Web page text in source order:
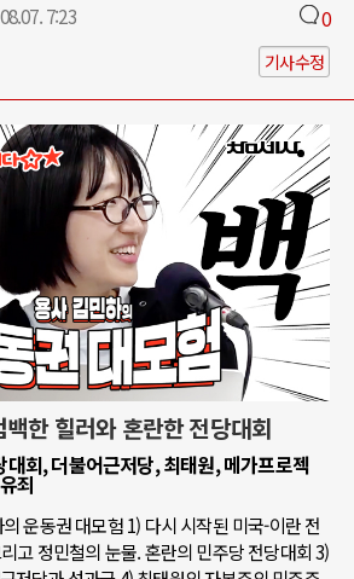
7:23 0
기사수정
한 힐러와 혼란한 전당대회
대회, 더불어근저당, 최태원, 메가프로젝
죄
운동권 대모험 1) 다시 시작된 미국-이란 전
고 정민철의 눈물. 혼란의 민주당 전당대회 3)